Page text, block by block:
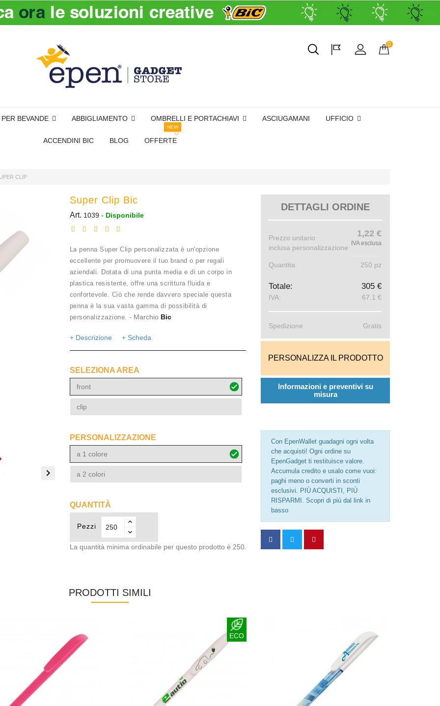
0
BEVANDE ABBIGLIAMENTO OMBRELLI E PORTACHIAVI ASCIUGAMANI UFFICIO
ACCENDINI BIC BLOG OFFERTE
NEW
CLIP

Super Clip Bic
Art. 1039 - Disponibile
La penna Super Clip personalizzata è un'opzione
eccellente per promuovere il tuo brand o per regali
aziendali. Dotata di una punta media e di un corpo in
plastica resistente, offre una scrittura fluida e
confortevole. Ciò che rende davvero speciale questa
penna è la sua vasta gamma di possibilità di
personalizzazione. - Marchio Bic
+ Descrizione + Scheda
SELEZIONA AREA
front
clip
PERSONALIZZAZIONE
a 1 colore
a 2 colori
QUANTITÀ
Pezzi
La quantità minima ordinabile per questo prodotto è 250.
DETTAGLI ORDINE
Prezzo unitario
inclusa personalizzazione
1,22 €
IVA esclusa
Quantita: 250 pz
Totale: 305 €
IVA: 67.1 €
Spedizione Gratis
PERSONALIZZA IL PRODOTTO
Informazioni e preventivi su
misura
Con EpenWallet guadagni ogni volta
che acquisti! Ogni ordine su
EpenGadget ti restituisce valore.
Accumula credito e usalo come vuoi:
paghi meno o converti in sconti
esclusivi. PIÙ ACQUISTI, PIÙ
RISPARMI. Scopri di più dal link in
basso
PRODOTTI SIMILI
ECO